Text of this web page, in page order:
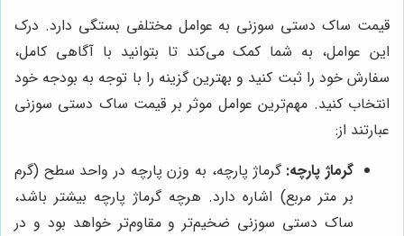
قیمت ساک دستی سوزنی به عوامل مختلفی بستگی دارد. درک
این عوامل، به شما کمک می‌کند تا بتوانید با آگاهی کامل،
سفارش خود را ثبت کنید و بهترین گزینه را با توجه به بودجه خود
انتخاب کنید. مهم‌ترین عوامل موثر بر قیمت ساک دستی سوزنی
عبارتند از:
گرماژ پارچه: گرماژ پارچه، به وزن پارچه در واحد سطح (گرم
بر متر مربع) اشاره دارد. هرچه گرماژ پارچه بیشتر باشد،
ساک دستی سوزنی ضخیم‌تر و مقاوم‌تر خواهد بود و در